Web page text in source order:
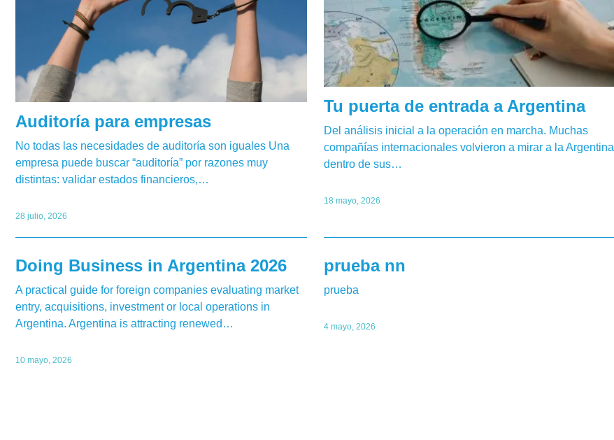
Auditoría para empresas
No todas las necesidades de auditoría son iguales Una
empresa puede buscar “auditoría” por razones muy
distintas: validar estados financieros,…
28 julio, 2026
Tu puerta de entrada a Argentina
Del análisis inicial a la operación en marcha. Muchas
compañías internacionales volvieron a mirar a la Argentina
dentro de sus…
18 mayo, 2026
Doing Business in Argentina 2026
A practical guide for foreign companies evaluating market
entry, acquisitions, investment or local operations in
Argentina. Argentina is attracting renewed…
10 mayo, 2026
prueba nn
prueba
4 mayo, 2026